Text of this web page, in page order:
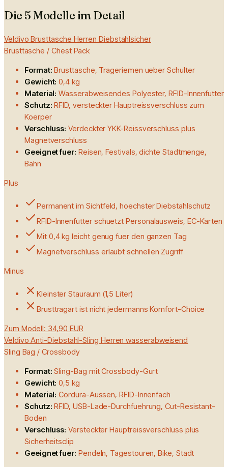
Die 5 Modelle im Detail
Veldivo Brusttasche Herren Diebstahlsicher
Brusttasche / Chest Pack
Format: Brusttasche, Trageriemen ueber Schulter
Gewicht: 0,4 kg
Material: Wasserabweisendes Polyester, RFID-Innenfutter
Schutz: RFID, versteckter Hauptreissverschluss zum
Koerper
Verschluss: Verdeckter YKK-Reissverschluss plus
Magnetverschluss
Geeignet fuer: Reisen, Festivals, dichte Stadtmenge,
Bahn
Plus
Permanent im Sichtfeld, hoechster Diebstahlschutz
RFID-Innenfutter schuetzt Personalausweis, EC-Karten
Mit 0,4 kg leicht genug fuer den ganzen Tag
Magnetverschluss erlaubt schnellen Zugriff
Minus
Kleinster Stauraum (1,5 Liter)
Brusttragart ist nicht jedermanns Komfort-Choice
Zum Modell: 34,90 EUR
Veldivo Anti-Diebstahl-Sling Herren wasserabweisend
Sling Bag / Crossbody
Format: Sling-Bag mit Crossbody-Gurt
Gewicht: 0,5 kg
Material: Cordura-Aussen, RFID-Innenfach
Schutz: RFID, USB-Lade-Durchfuehrung, Cut-Resistant-
Boden
Verschluss: Versteckter Hauptreissverschluss plus
Sicherheitsclip
Geeignet fuer: Pendeln, Tagestouren, Bike, Stadt